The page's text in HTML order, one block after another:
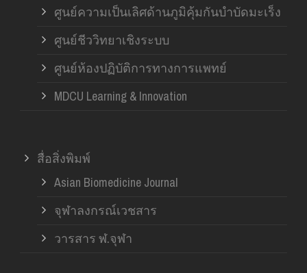
ศูนย์ความเป็นเลิศด้านภูมิคุ้มกันบำบัดมะเร็ง
ศูนย์ชีววิทยาเชิงระบบ
ศูนย์ห้องปฏิบัติการทางการแพทย์
MDCU Learning & Innovation
สื่อสิ่งพิมพ์
Asian Biomedicine Journal
จุฬาลงกรณ์เวชสาร
วารสาร ฬ.จุฬา